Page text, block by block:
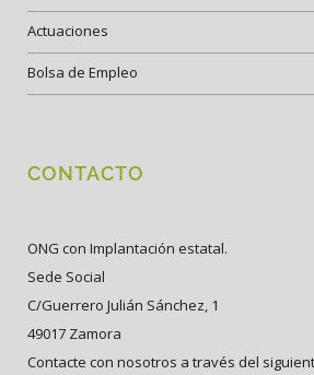
Actuaciones
Bolsa de Empleo
CONTACTO
ONG con Implantación estatal.
Sede Social
C/Guerrero Julián Sánchez, 1
49017 Zamora
Contacte con nosotros a través del